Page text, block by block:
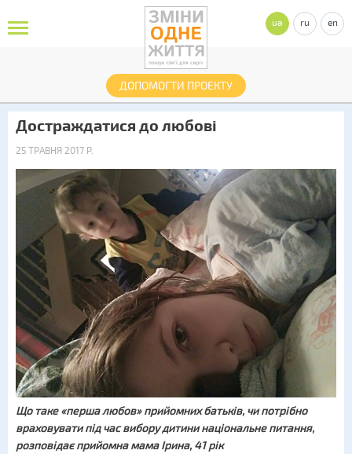
ДОПОМОГТИ ПРОЕКТУ
ua ru en
Достраждатися до любові
25 ТРАВНЯ 2017 Р.
Що таке «перша любов» прийомних батьків, чи потрібно
враховувати під час вибору дитини національне питання,
розповідає прийомна мама Ірина, 41 рік